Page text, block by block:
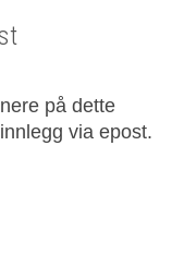
på dette
via epost.